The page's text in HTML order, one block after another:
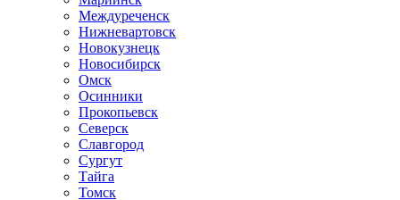
Междуреченск
Нижневартовск
Новокузнецк
Новосибирск
Омск
Осинники
Прокопьевск
Северск
Славгород
Сургут
Тайга
Томск